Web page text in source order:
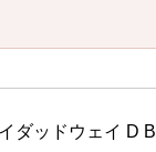
ダッドウェイ D